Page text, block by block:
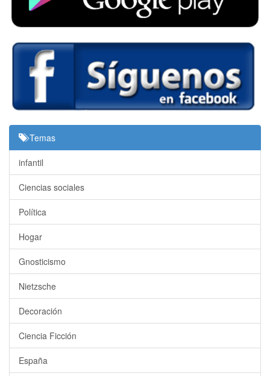
Temas
infantil
Ciencias sociales
Política
Hogar
Gnosticismo
Nietzsche
Decoración
Ciencia Ficción
España